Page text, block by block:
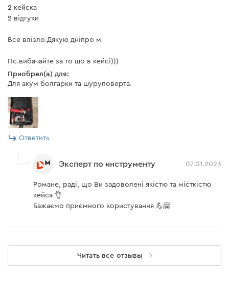
2 кейска
2 відгуки
Все влізло.Дякую дніпро м
Пс.вибачайте за то шо в кейсі)))
Приобрел(а) для:
Для акум болгарки та шуруповерта.
Ответить
Эксперт по инструменту 07.01.2023
Романе, раді, що Ви задоволені якістю та місткістю
кейса 👌
Бажаємо приємного користування 💪🤗
Читать все отзывы